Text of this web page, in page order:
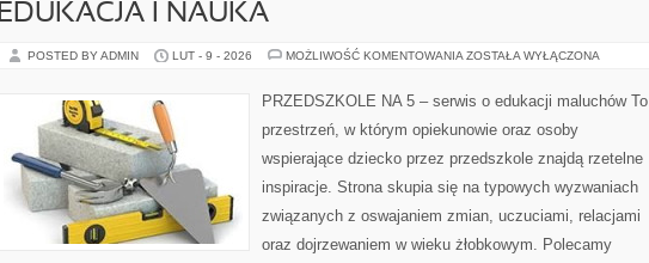
EDUKACJA I NAUKA
POSTED BY ADMIN LUT - 9 - 2026 MOŻLIWOŚĆ KOMENTOWANIA EDUKACJA
ZOSTAŁA WYŁĄCZONA
PRZEDSZKOLE NA 5 – serwis o edukacji maluchów To
przestrzeń, w którym opiekunowie oraz osoby
wspierające dziecko przez przedszkole znajdą rzetelne
inspiracje. Strona skupia się na typowych wyzwaniach
związanych z oswajaniem zmian, uczuciami, relacjami
oraz dojrzewaniem w wieku żłobkowym. Polecamy